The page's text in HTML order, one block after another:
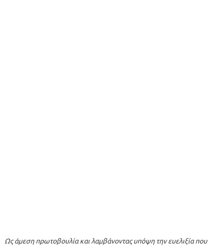
Ως άμεση πρωτοβουλία και λαμβάνοντας υπόψη την ευελιξία που